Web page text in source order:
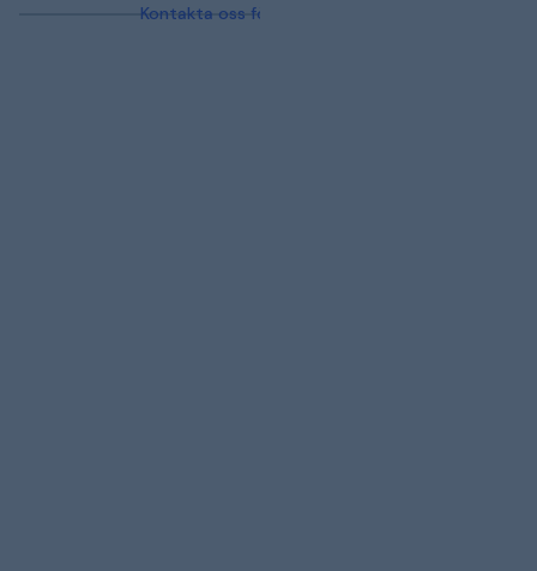
Kontakta oss för mer information